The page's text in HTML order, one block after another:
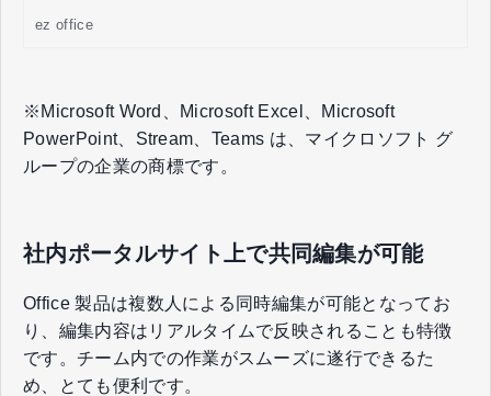
ez office
※Microsoft Word、Microsoft Excel、Microsoft
PowerPoint、Stream、Teams は、マイクロソフト グ
ループの企業の商標です。
社内ポータルサイト上で共同編集が可能
Office 製品は複数人による同時編集が可能となってお
り、編集内容はリアルタイムで反映されることも特徴
です。チーム内での作業がスムーズに遂行できるた
め、とても便利です。